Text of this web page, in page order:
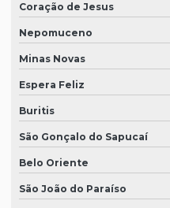
Coração de Jesus
Nepomuceno
Minas Novas
Espera Feliz
Buritis
São Gonçalo do Sapucaí
Belo Oriente
São João do Paraíso